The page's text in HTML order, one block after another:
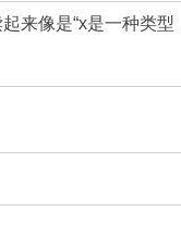
像是“x是一种类型